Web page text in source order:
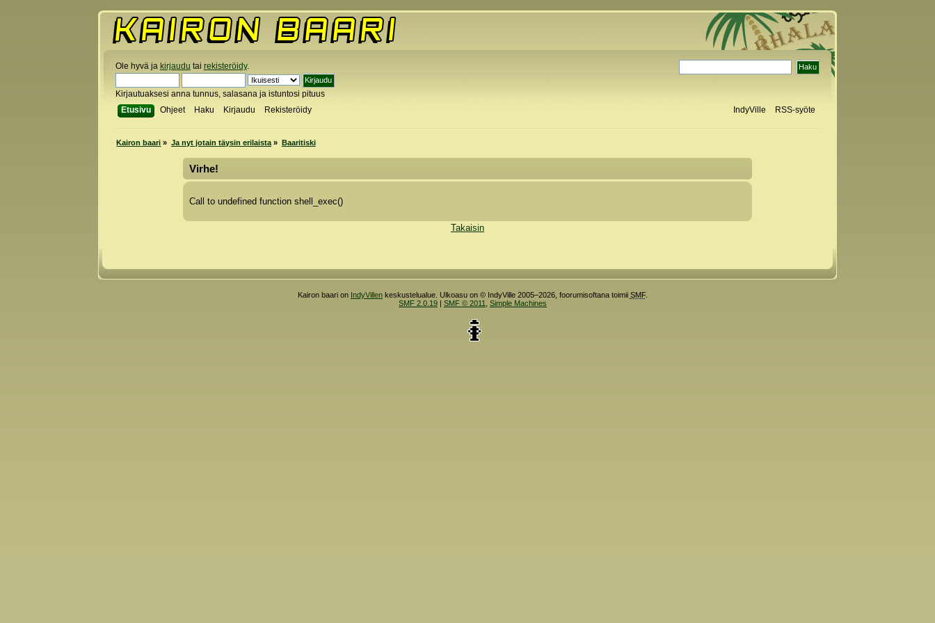
Ole hyvä ja kirjaudu tai rekisteröidy.
Kirjautuaksesi anna tunnus, salasana ja istuntosi pituus
Etusivu
Ohjeet Haku Kirjaudu Rekisteröidy IndyVille RSS-syöte
Kairon baari » Ja nyt jotain täysin erilaista » Baaritiski
Virhe!
Call to undefined function shell_exec()
Takaisin
Kairon baari on IndyVillenkeskustelualue. Ulkoasu on © IndyVille 2005–2026, foorumisoftana toimii SMF.
SMF 2.0.19| SMF © 2011 Simple Machines